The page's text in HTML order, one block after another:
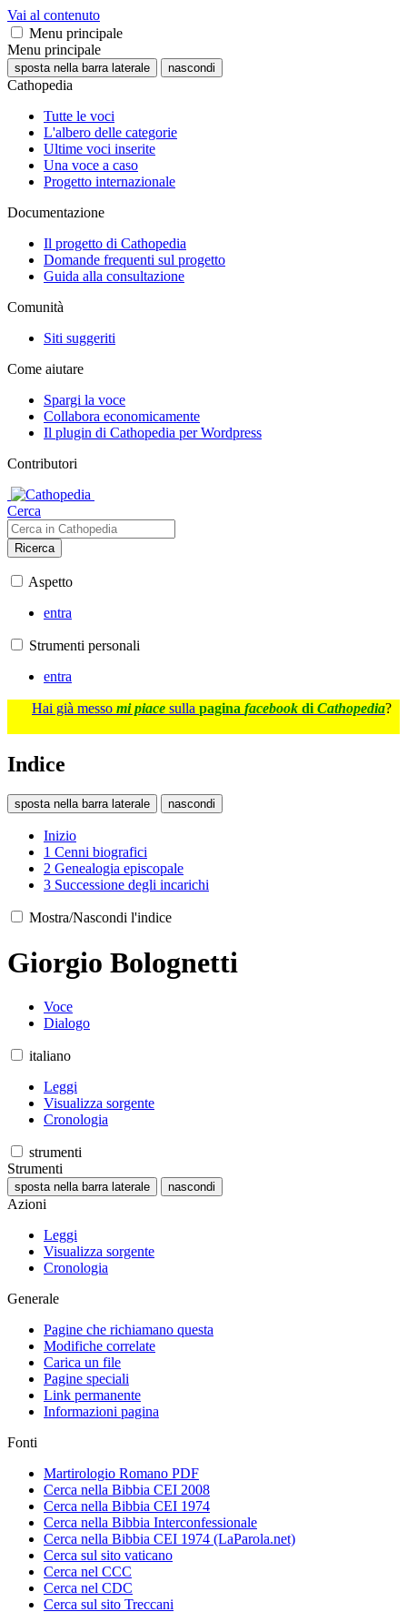
Vai al contenuto
Menu principale
Menu principale
sposta nella barra laterale nascondi
Cathopedia
Tutte le voci
L'albero delle categorie
Ultime voci inserite
Una voce a caso
Progetto internazionale
Documentazione
Il progetto di Cathopedia
Domande frequenti sul progetto
Guida alla consultazione
Comunità
Siti suggeriti
Come aiutare
Spargi la voce
Collabora economicamente
Il plugin di Cathopedia per Wordpress
Contributori
Cerca
Ricerca
Aspetto
entra
Strumenti personali
entra
Hai già messo mi piace sulla pagina facebook di Cathopedia?
Indice
sposta nella barra laterale nascondi
Inizio
1 Cenni biografici
2 Genealogia episcopale
3 Successione degli incarichi
Mostra/Nascondi l'indice
Giorgio Bolognetti
Voce
Dialogo
italiano
Leggi
Visualizza sorgente
Cronologia
strumenti
Strumenti
sposta nella barra laterale nascondi
Azioni
Leggi
Visualizza sorgente
Cronologia
Generale
Pagine che richiamano questa
Modifiche correlate
Carica un file
Pagine speciali
Link permanente
Informazioni pagina
Fonti
Martirologio Romano PDF
Cerca nella Bibbia CEI 2008
Cerca nella Bibbia CEI 1974
Cerca nella Bibbia Interconfessionale
Cerca nella Bibbia CEI 1974 (LaParola.net)
Cerca sul sito vaticano
Cerca nel CCC
Cerca nel CDC
Cerca sul sito Treccani